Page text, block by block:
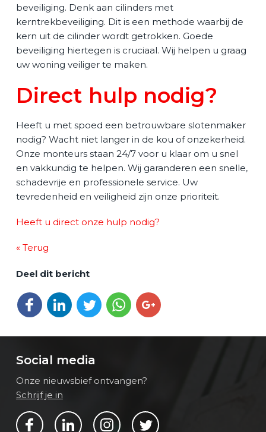
beveiliging. Denk aan cilinders met
kerntrekbeveiliging. Dit is een methode waarbij de
kern uit de cilinder wordt getrokken. Goede
beveiliging hiertegen is cruciaal. Wij helpen u graag
uw woning veiliger te maken.
Direct hulp nodig?
Heeft u met spoed een betrouwbare slotenmaker
nodig? Wacht niet langer in de kou of onzekerheid.
Onze monteurs staan 24/7 voor u klaar om u snel
en vakkundig te helpen. Wij garanderen een snelle,
schadevrije en professionele service. Uw
tevredenheid en veiligheid zijn onze prioriteit.
Heeft u direct onze hulp nodig?
« Terug
Deel dit bericht
Deel op Facebook
Deel op LinkedInDeel op TwitterDeel via WhatsApp
Deel op Google+
Social media
Onze nieuwsbief ontvangen?
Schrijf je in
Bekijk ons op FacebookBekijk ons op LinkedInBekijk ons op InstagramBekijk ons op Twitter